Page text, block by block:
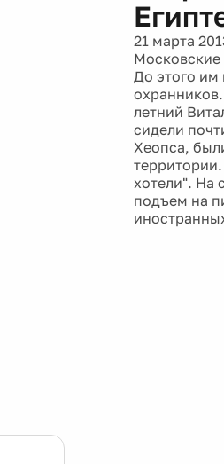
21 марта
Московские
До этого им
летний
сидели
Хеопса,
хотели". На
подъем на